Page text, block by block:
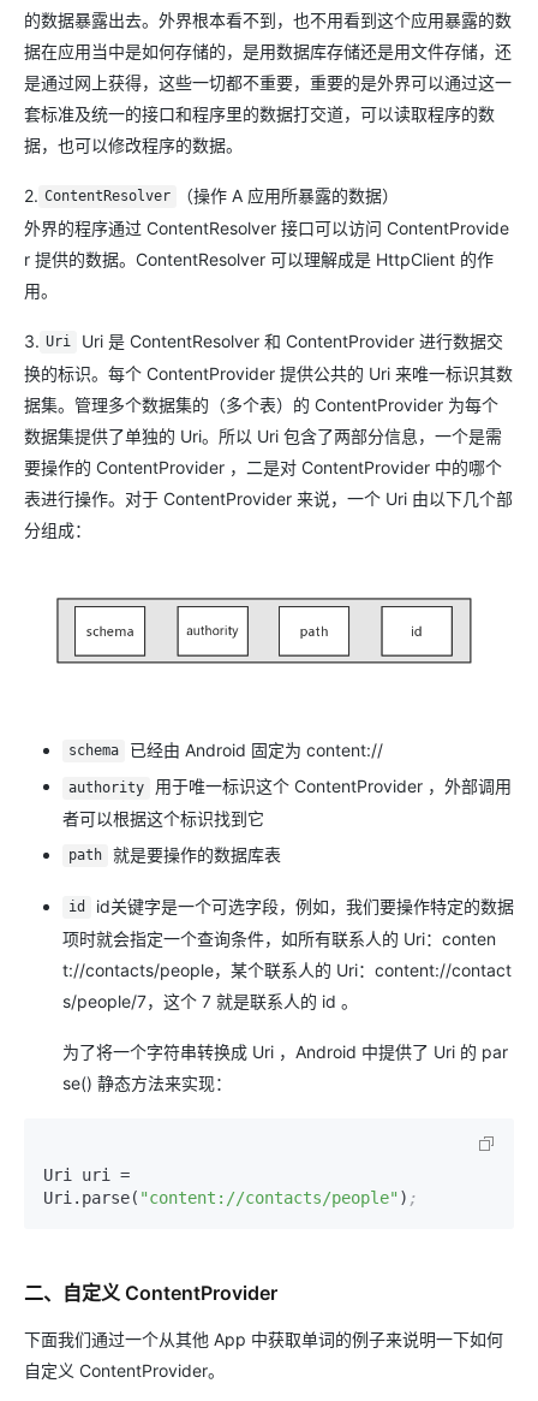
的数据暴露出去。外界根本看不到，也不用看到这个应用暴露的数
据在应用当中是如何存储的，是用数据库存储还是用文件存储，还
是通过网上获得，这些一切都不重要，重要的是外界可以通过这一
套标准及统一的接口和程序里的数据打交道，可以读取程序的数
据，也可以修改程序的数据。
2. ContentResolver
（操作 A 应用所暴露的数据）
外界的程序通过 ContentResolver 接口可以访问 ContentProvide
r 提供的数据。ContentResolver 可以理解成是 HttpClient 的作
用。
3. Uri
Uri 是 ContentResolver 和 ContentProvider 进行数据交
换的标识。每个 ContentProvider 提供公共的 Uri 来唯一标识其数
据集。管理多个数据集的（多个表）的 ContentProvider 为每个
数据集提供了单独的 Uri。所以 Uri 包含了两部分信息，一个是需
要操作的 ContentProvider ，二是对 ContentProvider 中的哪个
表进行操作。对于 ContentProvider 来说，一个 Uri 由以下几个部
分组成：
schema 已经由 Android 固定为 content://
authority
用于唯一标识这个 ContentProvider ，外部调用
者可以根据这个标识找到它
path 就是要操作的数据库表
id
id关键字是一个可选字段，例如，我们要操作特定的数据
项时就会指定一个查询条件，如所有联系人的 Uri：conten
t://contacts/people，某个联系人的 Uri：content://contact
s/people/7，这个 7 就是联系人的 id 。
为了将一个字符串转换成 Uri ，Android 中提供了 Uri 的 par
se() 静态方法来实现：
Uri uri =
Uri.parse( "content://contacts/people" ) ;
二、自定义 ContentProvider
下面我们通过一个从其他 App 中获取单词的例子来说明一下如何
自定义 ContentProvider。